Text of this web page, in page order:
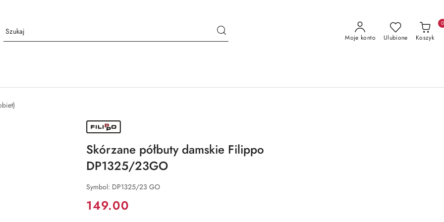
Moje konto Ulubione Koszyk
0
NAZWA
PRODUCENTA:
Skórzane półbuty damskie Filippo
DP1325/23GO
Symbol: DP1325/23 GO
Cena:
149.00